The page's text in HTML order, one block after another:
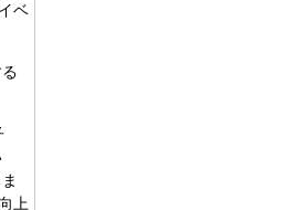
ベ
上